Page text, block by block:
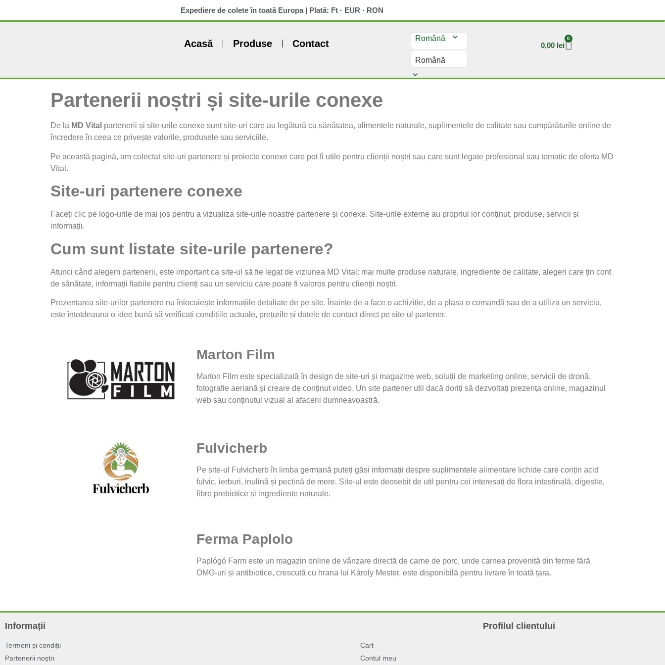
Expediere de colete în toată Europa | Plată: Ft · EUR · RON
Acasă Produse Contact Română
Română
0,00 lei
0
Partenerii noștri și site-urile conexe
De la MD Vital partenerii și site-urile conexe sunt site-uri care au legătură cu sănătatea, alimentele naturale, suplimentele de calitate sau cumpărăturile online de
încredere în ceea ce privește valorile, produsele sau serviciile.
Pe această pagină, am colectat site-uri partenere și proiecte conexe care pot fi utile pentru clienții noștri sau care sunt legate profesional sau tematic de oferta MD
Vital.
Site-uri partenere conexe
Faceți clic pe logo-urile de mai jos pentru a vizualiza site-urile noastre partenere și conexe. Site-urile externe au propriul lor conținut, produse, servicii și
informații.
Cum sunt listate site-urile partenere?
Atunci când alegem partenerii, este important ca site-ul să fie legat de viziunea MD Vital: mai multe produse naturale, ingrediente de calitate, alegeri care țin cont
de sănătate, informații fiabile pentru clienți sau un serviciu care poate fi valoros pentru clienții noștri.
Prezentarea site-urilor partenere nu înlocuiește informațiile detaliate de pe site. Înainte de a face o achiziție, de a plasa o comandă sau de a utiliza un serviciu,
este întotdeauna o idee bună să verificați condițiile actuale, prețurile și datele de contact direct pe site-ul partener.
Marton Film
Marton Film este specializată în design de site-uri și magazine web, soluții de marketing online, servicii de dronă,
fotografie aeriană și creare de conținut video. Un site partener util dacă doriți să dezvoltați prezența online, magazinul
web sau conținutul vizual al afacerii dumneavoastră.
Fulvicherb
Pe site-ul Fulvicherb în limba germană puteți găsi informații despre suplimentele alimentare lichide care conțin acid
fulvic, ierburi, inulină și pectină de mere. Site-ul este deosebit de util pentru cei interesați de flora intestinală, digestie,
fibre prebiotice și ingrediente naturale.
Ferma Paplolo
Paplógó Farm este un magazin online de vânzare directă de carne de porc, unde carnea provenită din ferme fără
OMG-uri și antibiotice, crescută cu hrana lui Károly Mester, este disponibilă pentru livrare în toată țara.
Informații
Termeni și condiții
Partenerii noștri
Profilul clientului
Cart
Contul meu